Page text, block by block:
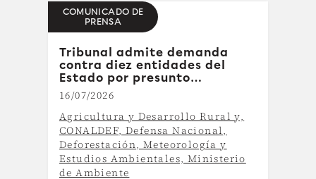
COMUNICADO DE
PRENSA
Tribunal admite demanda
contra diez entidades del
Estado por presunto
incumplimiento de la ley para
combatir la deforestación
16/07/2026
Agricultura y Desarrollo Rural y,
CONALDEF, Defensa Nacional,
Deforestación, Meteorología y
Estudios Ambientales, Ministerio
de Ambiente